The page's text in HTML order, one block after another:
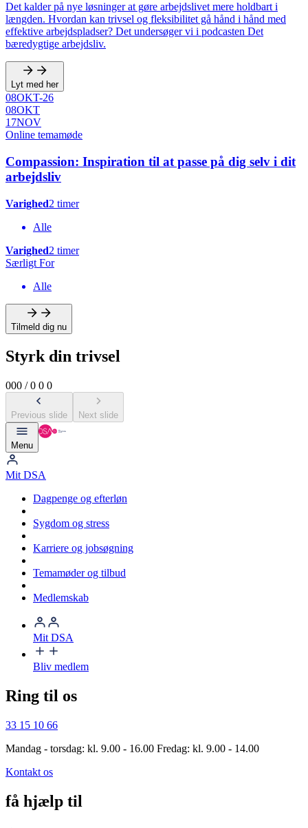
Det kalder på nye løsninger at gøre arbejdslivet mere holdbart i
længden. Hvordan kan trivsel og fleksibilitet gå hånd i hånd med
effektive arbejdspladser? Det undersøger vi i podcasten Det
bæredygtige arbejdsliv.
Lyt med her
08OKT-26
08OKT
17NOV
Online temamøde
Compassion: Inspiration til at passe på dig selv i dit
arbejdsliv
Varighed2 timer
Alle
Varighed2 timer
Særligt For
Alle
Tilmeld dig nu
Styrk din trivsel
000 / 0 0 0
Previous slide Next slide
Menu
Mit DSA
Dagpenge og efterløn
Sygdom og stress
Karriere og jobsøgning
Temamøder og tilbud
Medlemskab
Mit DSA
Bliv medlem
Ring til os
33 15 10 66
Mandag - torsdag: kl. 9.00 - 16.00 Fredag: kl. 9.00 - 14.00
Kontakt os
få hjælp til